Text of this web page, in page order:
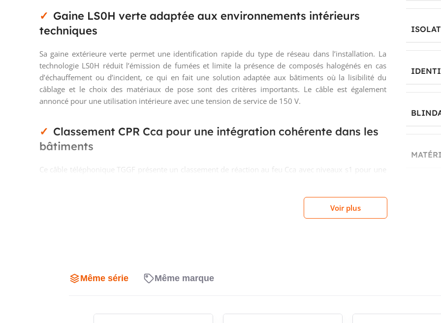
Gaine LS0H verte adaptée aux environnements intérieurs
techniques
Sa gaine extérieure verte permet une identification rapide du type de réseau dans l’installation. La
technologie LS0H réduit l’émission de fumées et limite la présence de composés halogénés en cas
d’échauffement ou d’incident, ce qui en fait une solution adaptée aux bâtiments où la lisibilité du
câblage et le choix des matériaux de pose sont des critères importants. Le câble est également
annoncé pour une utilisation intérieure avec une tension de service de 150 V.
Classement CPR Cca pour une intégration cohérente dans les
bâtiments
Ce câble téléphonique TGGF présente un classement de réaction au feu Cca avec niveaux s1 pour une
d’un câble de communication conforme aux exigences de chantier lorsque le comportement au feu
capacité, tenue en place et facilité de passage. Son rayon de courbure minimal de 20 fois le diamètre
manutention et l’organisation du tirage sur chantier.
Voir plus
Même série Même marque